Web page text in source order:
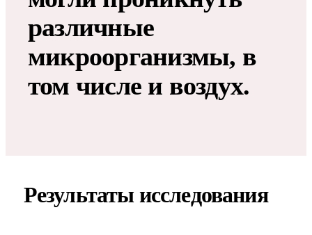
различные
микроорганизмы, в
том числе и воздух.
Результаты исследования